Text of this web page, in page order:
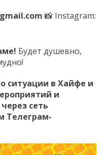
📸 Instagram:
Будет душевно,
ситуации в Хайфе и
и
через сеть
Телеграм-